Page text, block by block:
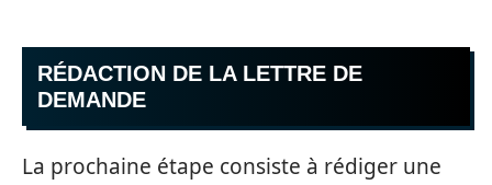
RÉDACTION DE LA LETTRE DE
DEMANDE
La prochaine étape consiste à rédiger une